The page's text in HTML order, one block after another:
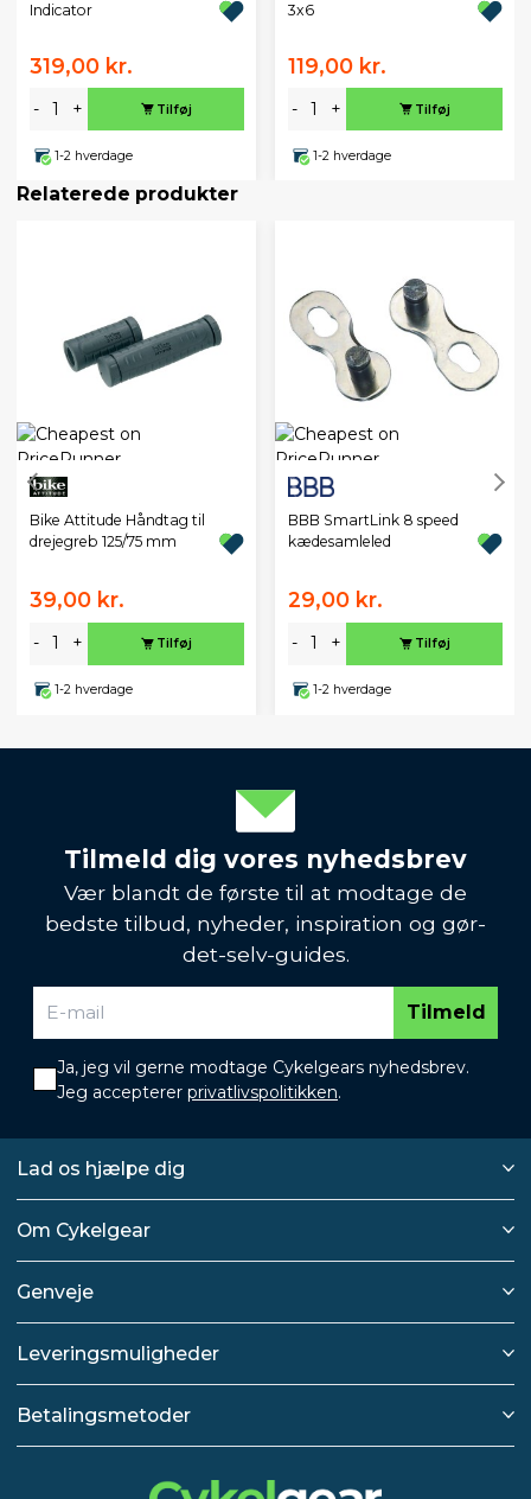
Indicator
319,00 kr.
- + Tilføj
1-2 hverdage
3x6
119,00 kr.
- + Tilføj
1-2 hverdage
Relaterede produkter
Bike Attitude Håndtag til
drejegreb 125/75 mm
39,00 kr.
- + Tilføj
1-2 hverdage
BBB SmartLink 8 speed
kædesamleled
29,00 kr.
- + Tilføj
1-2 hverdage
Tilmeld dig vores nyhedsbrev
Vær blandt de første til at modtage de
bedste tilbud, nyheder, inspiration og gør-
det-selv-guides.
Tilmeld
Ja, jeg vil gerne modtage Cykelgears nyhedsbrev.
Jeg accepterer privatlivspolitikken.
Lad os hjælpe dig
Om Cykelgear
Genveje
Leveringsmuligheder
Betalingsmetoder